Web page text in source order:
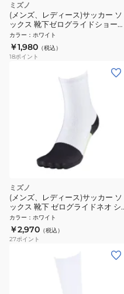
ミズノ
(メンズ、レディース)サッカー ソ
ックス 靴下ゼログライドショート
ソックス 5本指 P2MX251001
カラー ： ホワイト
￥1,980 （税込）
18ポイント
ミズノ
(メンズ、レディース)サッカー ソ
ックス 靴下 ゼログライドネオ シ
ョートソックス 袋型
P2MXC01101
カラー ： ホワイト
￥2,970 （税込）
27ポイント